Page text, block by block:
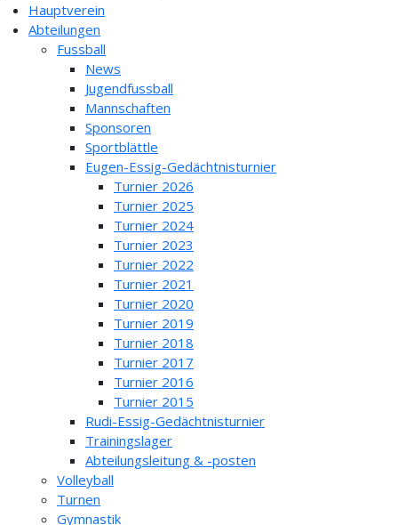
Hauptverein
Abteilungen
Fussball
News
Jugendfussball
Mannschaften
Sponsoren
Sportblättle
Eugen-Essig-Gedächtnisturnier
Turnier 2026
Turnier 2025
Turnier 2024
Turnier 2023
Turnier 2022
Turnier 2021
Turnier 2020
Turnier 2019
Turnier 2018
Turnier 2017
Turnier 2016
Turnier 2015
Rudi-Essig-Gedächtnisturnier
Trainingslager
Abteilungsleitung & -posten
Volleyball
Turnen
Gymnastik